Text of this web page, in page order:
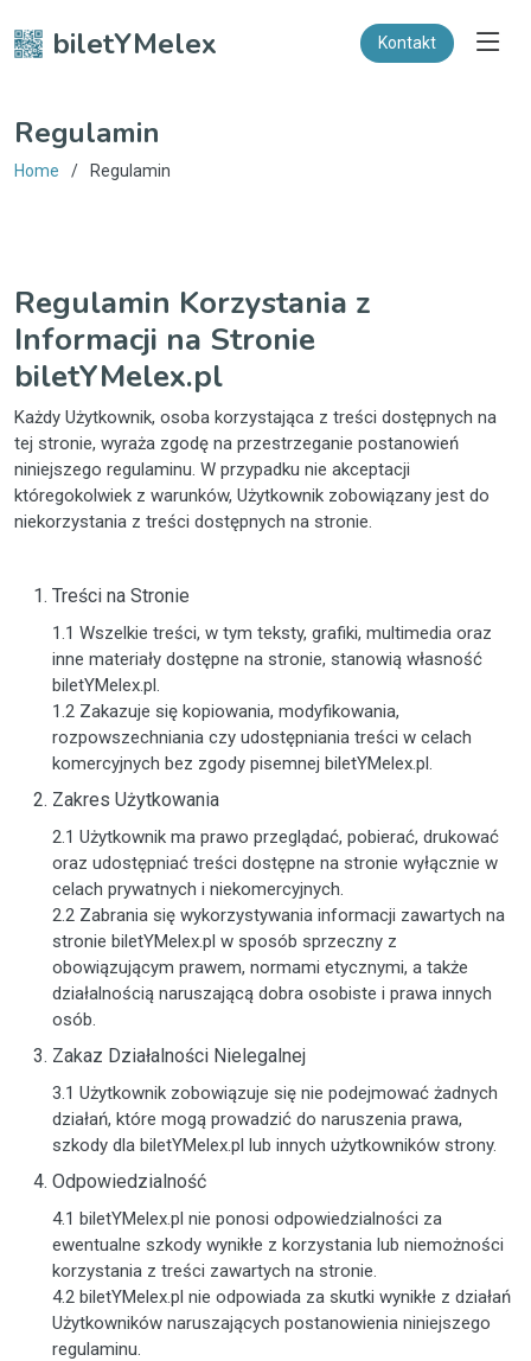
biletYMelex Kontakt
Regulamin
Home Regulamin
Regulamin Korzystania z
Informacji na Stronie
biletYMelex.pl
Każdy Użytkownik, osoba korzystająca z treści dostępnych na
tej stronie, wyraża zgodę na przestrzeganie postanowień
niniejszego regulaminu. W przypadku nie akceptacji
któregokolwiek z warunków, Użytkownik zobowiązany jest do
niekorzystania z treści dostępnych na stronie.
Treści na Stronie
1.1 Wszelkie treści, w tym teksty, grafiki, multimedia oraz
inne materiały dostępne na stronie, stanowią własność
biletYMelex.pl.
1.2 Zakazuje się kopiowania, modyfikowania,
rozpowszechniania czy udostępniania treści w celach
komercyjnych bez zgody pisemnej biletYMelex.pl.
Zakres Użytkowania
2.1 Użytkownik ma prawo przeglądać, pobierać, drukować
oraz udostępniać treści dostępne na stronie wyłącznie w
celach prywatnych i niekomercyjnych.
2.2 Zabrania się wykorzystywania informacji zawartych na
stronie biletYMelex.pl w sposób sprzeczny z
obowiązującym prawem, normami etycznymi, a także
działalnością naruszającą dobra osobiste i prawa innych
osób.
Zakaz Działalności Nielegalnej
3.1 Użytkownik zobowiązuje się nie podejmować żadnych
działań, które mogą prowadzić do naruszenia prawa,
szkody dla biletYMelex.pl lub innych użytkowników strony.
Odpowiedzialność
4.1 biletYMelex.pl nie ponosi odpowiedzialności za
ewentualne szkody wynikłe z korzystania lub niemożności
korzystania z treści zawartych na stronie.
4.2 biletYMelex.pl nie odpowiada za skutki wynikłe z działań
Użytkowników naruszających postanowienia niniejszego
regulaminu.